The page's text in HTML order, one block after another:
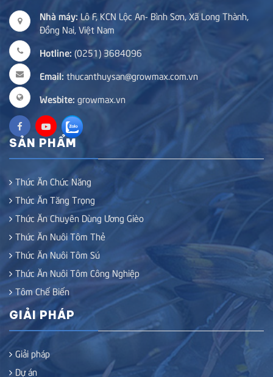
Nhà máy: Lô F, KCN Lộc An- Bình Sơn, Xã Long Thành,
Đồng Nai, Việt Nam
Hotline: (0251) 3684096
Email: thucanthuysan@growmax.com.vn
Wesbite: growmax.vn
SẢN PHẨM
Thức Ăn Chức Năng
Thức Ăn Tăng Trọng
Thức Ăn Chuyên Dùng Ương Gièo
Thức Ăn Nuôi Tôm Thẻ
Thức Ăn Nuôi Tôm Sú
Thức Ăn Nuôi Tôm Công Nghiệp
Tôm Chế Biến
GIẢI PHÁP
Giải pháp
Dự án